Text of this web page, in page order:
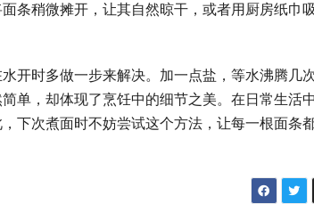
条稍微摊开，让其自然晾干，或者用厨房纸巾
开时多做一步来解决。加一点盐，等水沸腾几
单，却体现了烹饪中的细节之美。在日常生活
下次煮面时不妨尝试这个方法，让每一根面条